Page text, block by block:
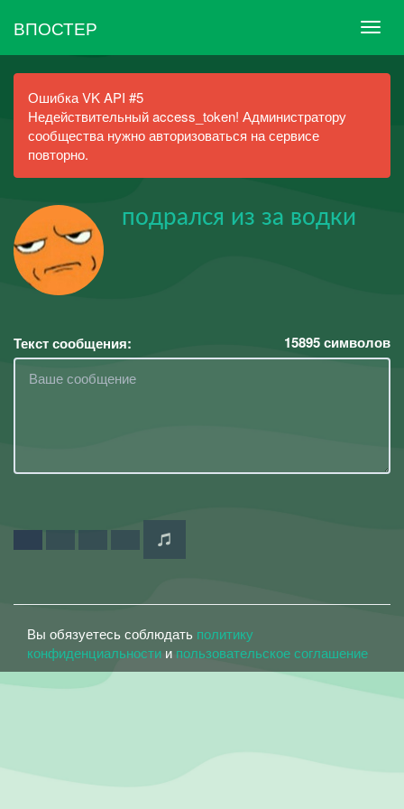
ВПОСТЕР
Ошибка VK API #5
Недействительный access_token! Администратору
сообщества нужно авторизоваться на сервисе
повторно.
подрался из за водки
Текст сообщения: 15895символов
Вы обязуетесь соблюдать политику
конфиденциальности и пользовательское соглашение